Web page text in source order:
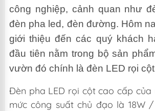
công nghiệp, cảnh quan như
đèn pha led, đèn đường. Hôm
giới thiệu đến các quý khách
đầu tiên nằm trong bộ sản
vườn đó chính là đèn LED rọi
Đèn pha LED rọi cột cao cấp của
mức công suất chủ đạo là 18W